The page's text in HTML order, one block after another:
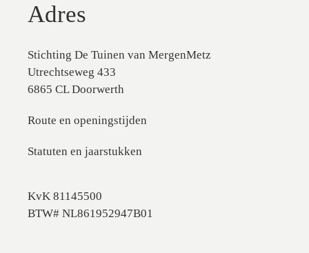
Adres
Stichting De Tuinen van MergenMetz
Utrechtseweg 433
6865 CL Doorwerth
Route en openingstijden
Statuten en jaarstukken
KvK 81145500
BTW# NL861952947B01